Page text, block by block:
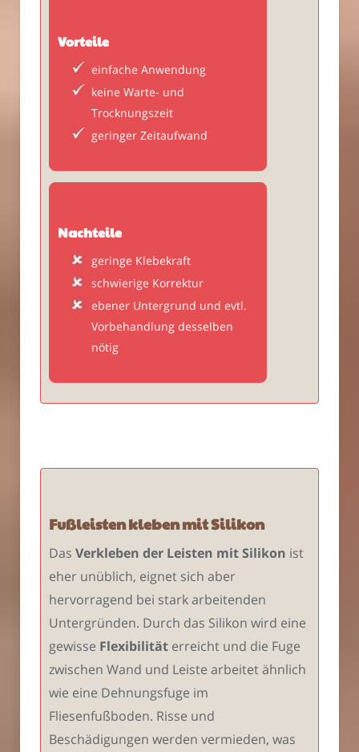
Vorteile
einfache Anwendung
keine Warte- und
Trocknungszeit
geringer Zeitaufwand
Nachteile
geringe Klebekraft
schwierige Korrektur
ebener Untergrund und evtl.
Vorbehandlung desselben
nötig
Fußleisten kleben mit Silikon
Das Verkleben der Leisten mit Silikon ist
eher unüblich, eignet sich aber
hervorragend bei stark arbeitenden
Untergründen. Durch das Silikon wird eine
gewisse Flexibilität erreicht und die Fuge
zwischen Wand und Leiste arbeitet ähnlich
wie eine Dehnungsfuge im
Fliesenfußboden. Risse und
Beschädigungen werden vermieden, was